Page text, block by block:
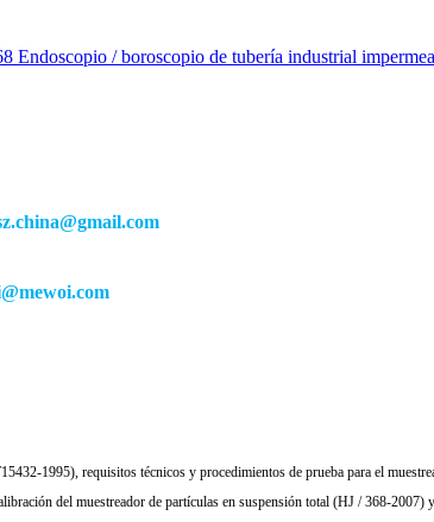
/ boroscopio de tubería industrial
1995), requisitos técnicos y procedimientos de prueba para el
del muestreador de partículas en suspensión total (HJ / 368-2007)